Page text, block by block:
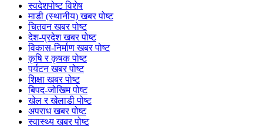
स्वदेशपोष्ट विशेष
माडी (स्थानीय) खबर पोष्ट
चितवन खबर पोष्ट
देश-प्रदेश खबर पोष्ट
विकास-निर्माण खबर पोष्ट
कृषि र कृषक पोष्ट
पर्यटन खबर पोष्ट
शिक्षा खबर पोष्ट
बिपद-जोखिम पोष्ट
खेल र खेलाडी पोष्ट
अपराध खबर पोष्ट
स्वास्थ्य खबर पोष्ट